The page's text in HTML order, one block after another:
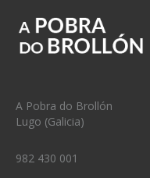
A Pobra do Brollón
Lugo (Galicia)
982 430 001